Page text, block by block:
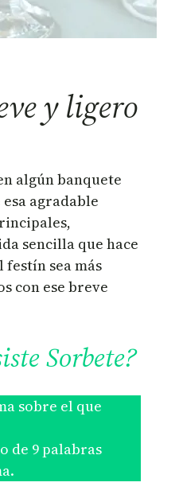
y ligero
algún banquete
agradable
sencilla que hace
sea más
con ese breve
Sorbete?
sobre el que
de 9 palabras